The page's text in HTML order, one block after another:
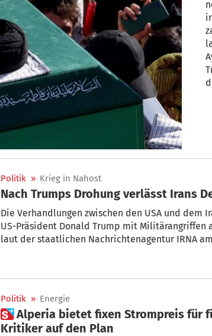
Politik » Krieg in Nahost
Nach Trumps Drohung verlässt Irans
Die Verhandlungen zwischen den USA und dem
US-Präsident Donald Trump mit Militärangriffen
laut der staatlichen Nachrichtenagentur IRNA
Politik » Energie
 Alperia bietet fixen Strompreis für fünf Jahre und ruft damit
Kritiker auf den Plan